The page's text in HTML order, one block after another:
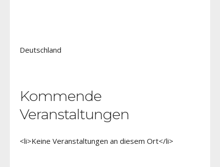
Deutschland
Kommende
Veranstaltungen
<li>Keine Veranstaltungen an diesem Ort</li>